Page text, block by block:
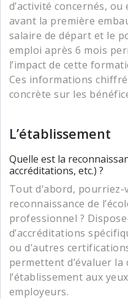
d’activité concernés,
avant la première
salaire de départ et le
emploi après 6 mois
l’impact de cette
Ces informations
concrète sur les
L’établissement
Quelle est la
accréditations, etc.) ?
Tout d’abord,
reconnaissance de
professionnel ?
d’accréditations
ou d’autres
permettent d’évaluer
l’établissement aux
employeurs.